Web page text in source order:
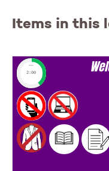
Items in this
timer
2:00